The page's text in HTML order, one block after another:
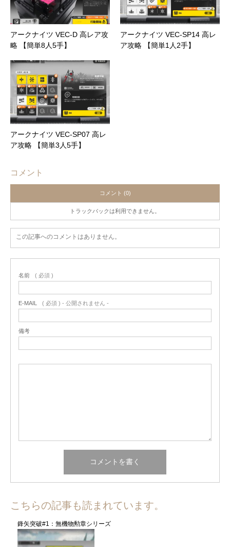
アークナイツ VEC-D 高レア攻
略 【簡単8人5手】
アークナイツ VEC-SP14 高レ
ア攻略 【簡単1人2手】
アークナイツ VEC-SP07 高レ
ア攻略 【簡単3人5手】
コメント
コメント (0)
トラックバックは利用できません。
この記事へのコメントはありません。
名前 ( 必須 )
E-MAIL ( 必須 ) - 公開されません -
備考
こちらの記事も読まれています。
鋒矢突破#1：無機物勲章シリーズ